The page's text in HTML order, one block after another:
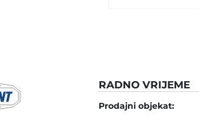
RADNO VRIJEME
Prodajni objekat: